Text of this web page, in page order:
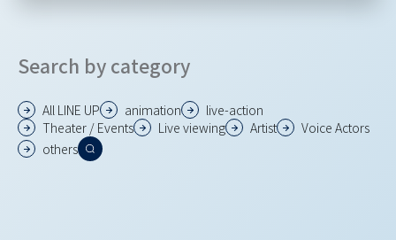
Search by category
All LINE UP animation
live-action
Theater / Events
Live viewing Artist
Voice Actors
others